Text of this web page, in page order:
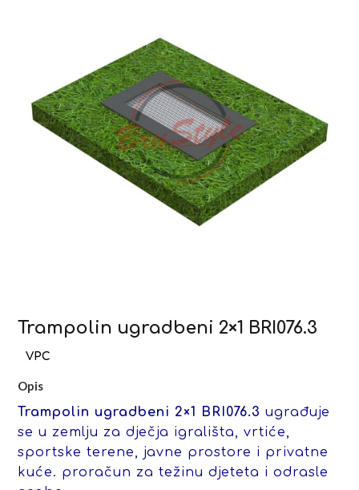
Trampolin ugradbeni 2×1 BRI076.3
Opis
Trampolin ugradbeni 2×1 BRI076.3 ugrađuje
se u zemlju za dječja igrališta, vrtiće,
sportske terene, javne prostore i privatne
kuće. proračun za težinu djeteta i odrasle